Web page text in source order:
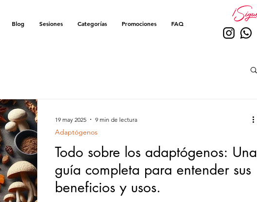
Blog Sesiones Categorías Promociones FAQ
Todo sobre los adaptógenos: Una
guía completa para entender sus
beneficios y usos.
Adaptógenos
19 may 2025 9 min de lectura